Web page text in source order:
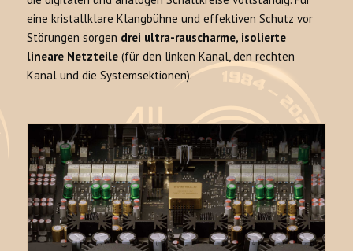
eine kristallklare Klangbühne und effektiven Schutz vor
Störungen sorgen drei ultra-rauscharme, isolierte
lineare Netzteile (für den linken Kanal, den rechten
Kanal und die Systemsektionen).